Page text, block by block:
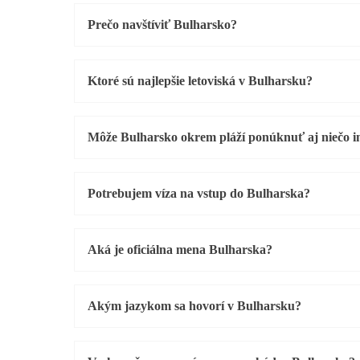
Prečo navštíviť Bulharsko?
Ktoré sú najlepšie letoviská v Bulharsku?
Môže Bulharsko okrem pláží ponúknuť aj niečo
Potrebujem víza na vstup do Bulharska?
Aká je oficiálna mena Bulharska?
Akým jazykom sa hovorí v Bulharsku?